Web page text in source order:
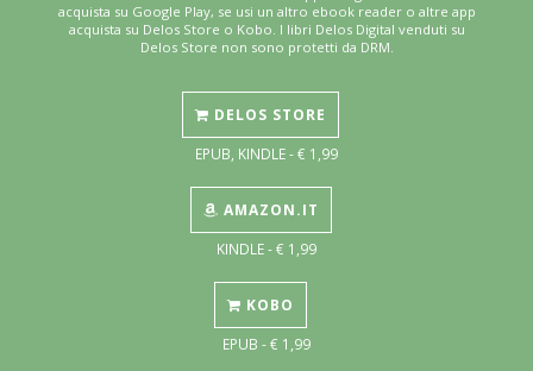
acquista su Google Play, se usi un altro ebook reader o altre app
acquista su Delos Store o Kobo. I libri Delos Digital venduti su
Delos Store non sono protetti da DRM.
DELOS STORE
EPUB, KINDLE - € 1,99
AMAZON.IT
KINDLE - € 1,99
KOBO
EPUB - € 1,99